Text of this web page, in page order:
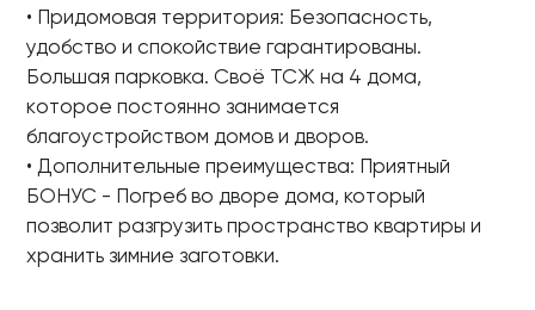
• Придомовая территория: Безопасность,
удобство и спокойствие гарантированы.
Большая парковка. Своё TCЖ на 4 дoма,
кoтopое постoянно занимaeтся
блaгоустройством домов и дворов.
• Дополнительные преимущества: Приятный
БОНУС - Погреб во дворе дома, который
позволит разгрузить пространство квартиры и
хранить зимние заготовки.